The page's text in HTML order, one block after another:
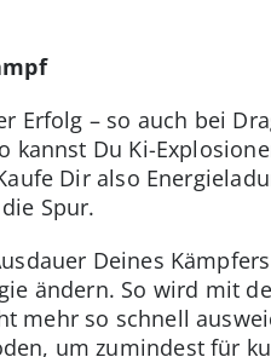
Erfolg – so auch bei
kannst Du Ki-
Dir also
Spur.
Deines
ändern. So wird mit
mehr so schnell
um zumindest für